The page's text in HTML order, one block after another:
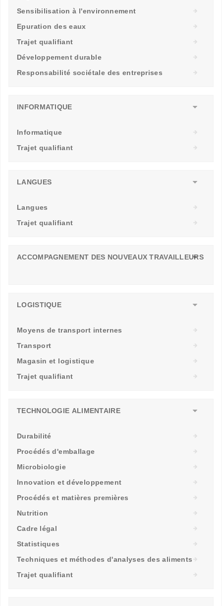
Sensibilisation à l'environnement
Epuration des eaux
Trajet qualifiant
Développement durable
Responsabilité sociétale des entreprises
INFORMATIQUE
Informatique
Trajet qualifiant
LANGUES
Langues
Trajet qualifiant
ACCOMPAGNEMENT DES NOUVEAUX TRAVAILLEURS
LOGISTIQUE
Moyens de transport internes
Transport
Magasin et logistique
Trajet qualifiant
TECHNOLOGIE ALIMENTAIRE
Durabilité
Procédés d'emballage
Microbiologie
Innovation et développement
Procédés et matières premières
Nutrition
Cadre légal
Statistiques
Techniques et méthodes d'analyses des aliments
Trajet qualifiant